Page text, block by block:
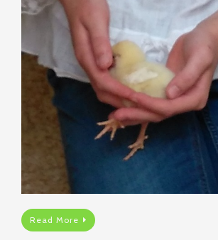
Read More